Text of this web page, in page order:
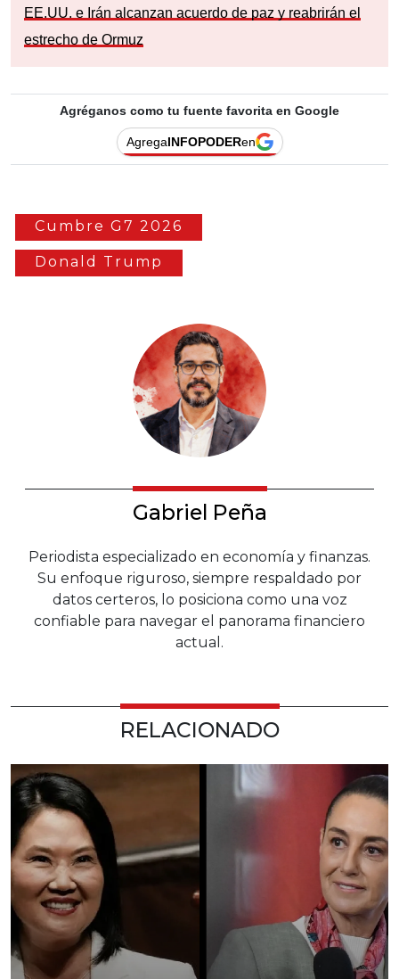
EE.UU. e Irán alcanzan acuerdo de paz y reabrirán el
estrecho de Ormuz
Agréganos como tu fuente favorita en Google
AgregaINFOPODERen
Cumbre G7 2026
Donald Trump
Gabriel Peña
Periodista especializado en economía y finanzas.
Su enfoque riguroso, siempre respaldado por
datos certeros, lo posiciona como una voz
confiable para navegar el panorama financiero
actual.
RELACIONADO